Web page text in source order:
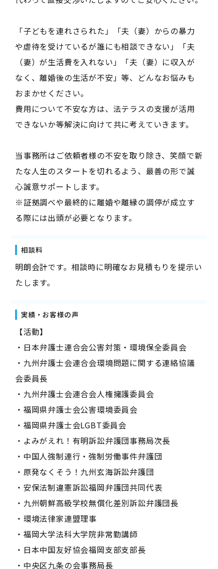
「子どもを連れさられた」「夫（妻）からの暴力
や虐待を受けているが誰にも相談できない」「夫
（妻）が生活費を入れない」「夫（妻）に収入が
なく、離婚後の生活が不安」等、どんなお悩みも
おまかせください。
費用について不安な方は、法テラスの支援が活用
できないか等解決に向けて共に考えていきます。
当事務所はご依頼者様の不安を取り除き、笑顔で新
たな人生のスタートを切れるよう、最善の形で誠
心誠意サポートします。
※証拠調べや最終的に離婚や離縁の調停が成立す
る際には出頭が必要となります。
相談料
明朗会計です。相談時に明確なお見積もりを提示い
たします。
実績・お客様の声
【活動】
・日本弁護士連合会公害対策・環境保全委員会
・九州弁護士会連合会環境問題に関する連絡協議
会委員長
・九州弁護士会連合会人権擁護委員会
・福岡県弁護士会公害環境委員会
・福岡県弁護士会LGBT委員会
・よみがえれ！有明訴訟弁護団事務局次長
・中国人強制連行・強制労働事件弁護団
・原発なくそう！九州玄海訴訟弁護団
・安保法制違憲訴訟福岡弁護団共同代表
・九州朝鮮高級学校無償化差別訴訟弁護団長
・環境法律家連盟理事
・福岡大学法科大学院非常勤講師
・日本中国友好協会福岡支部支部長
・中央区九条の会事務局長